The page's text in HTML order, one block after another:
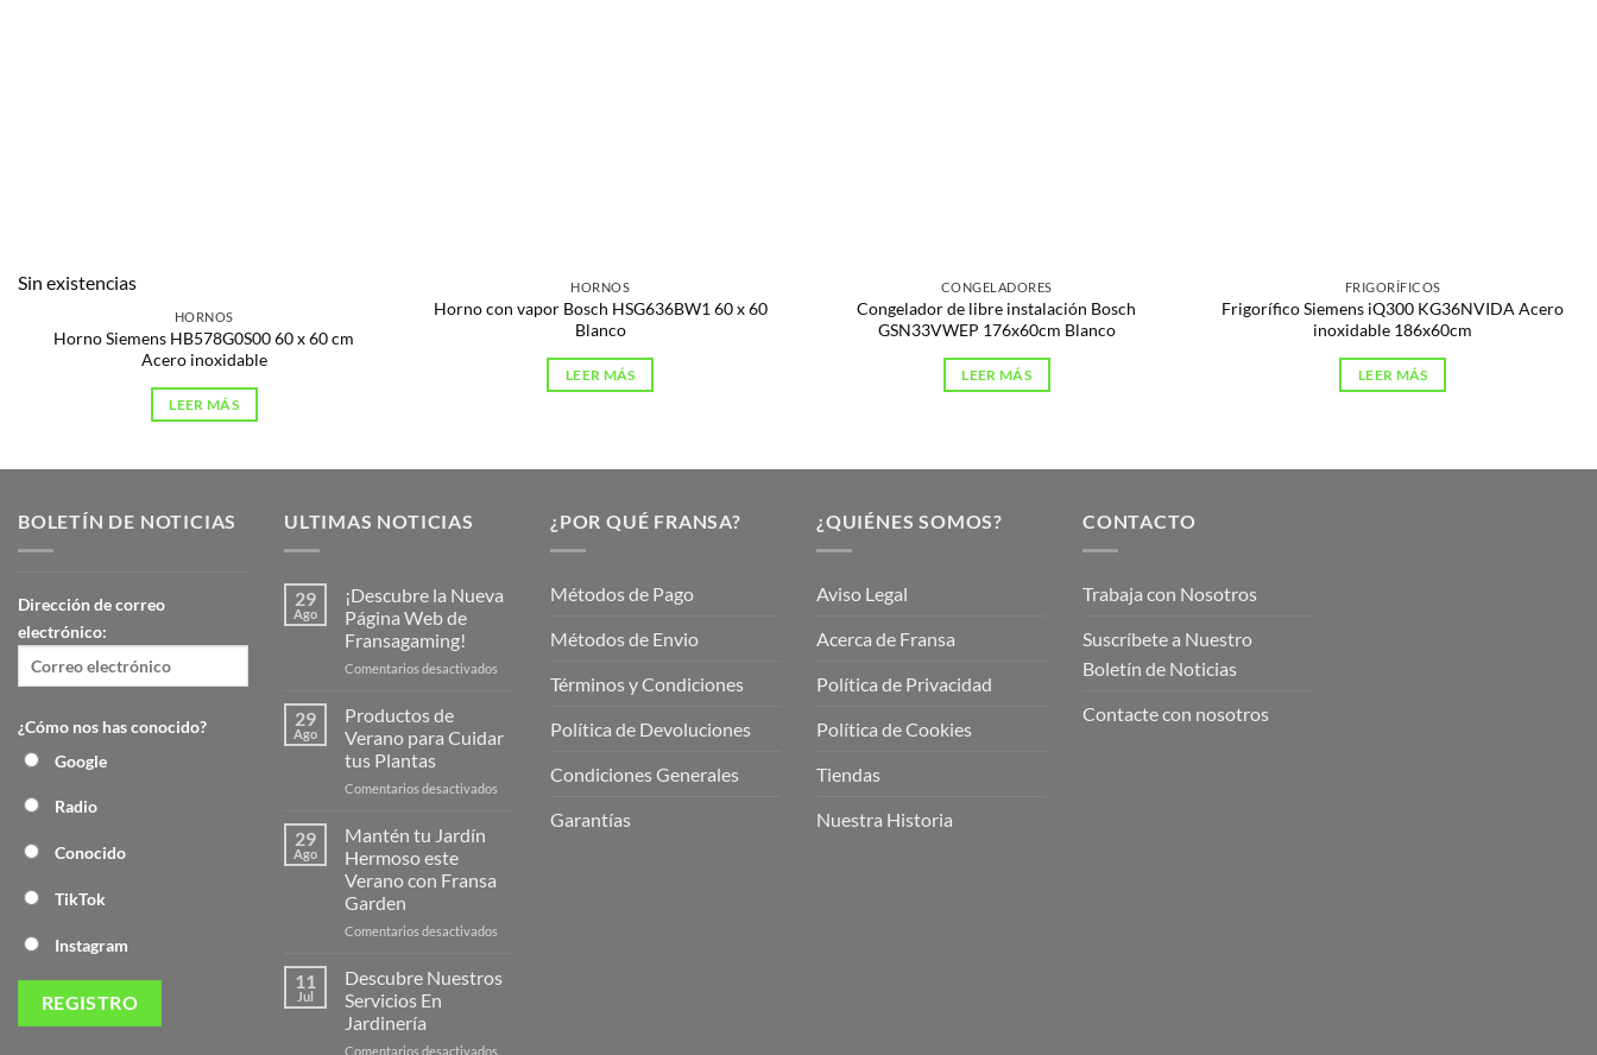
Sin existencias
HORNOS
Horno Siemens HB578G0S00 60 x 60 cm
Acero inoxidable
LEER MÁS
HORNOS
Horno con vapor Bosch HSG636BW1 60 x 60
Blanco
LEER MÁS
CONGELADORES
Congelador de libre instalación Bosch
GSN33VWEP 176x60cm Blanco
LEER MÁS
FRIGORÍFICOS
Frigorífico Siemens iQ300 KG36NVIDA Acero
inoxidable 186x60cm
LEER MÁS
BOLETÍN DE NOTICIAS
Dirección de correo
electrónico:
¿Cómo nos has conocido?
Google
Radio
Conocido
TikTok
Instagram
ULTIMAS NOTICIAS
29
Ago
¡Descubre la Nueva
Página Web de
Fransagaming!
Comentarios desactivados
Página
29
Ago
Productos de
Verano para Cuidar
tus Plantas
Comentarios desactivados
29
Ago
Mantén tu Jardín
Hermoso este
Verano con Fransa
Garden
Comentarios desactivados
Jardín
11
Jul
Descubre Nuestros
Servicios En
Jardinería
Comentarios desactivados
¿POR QUÉ FRANSA?
Métodos de Pago
Métodos de Envio
Términos y Condiciones
Política de Devoluciones
Condiciones Generales
Garantías
¿QUIÉNES SOMOS?
Aviso Legal
Acerca de Fransa
Política de Privacidad
Política de Cookies
Tiendas
Nuestra Historia
CONTACTO
Trabaja con Nosotros
Suscríbete a Nuestro
Boletín de Noticias
Contacte con nosotros